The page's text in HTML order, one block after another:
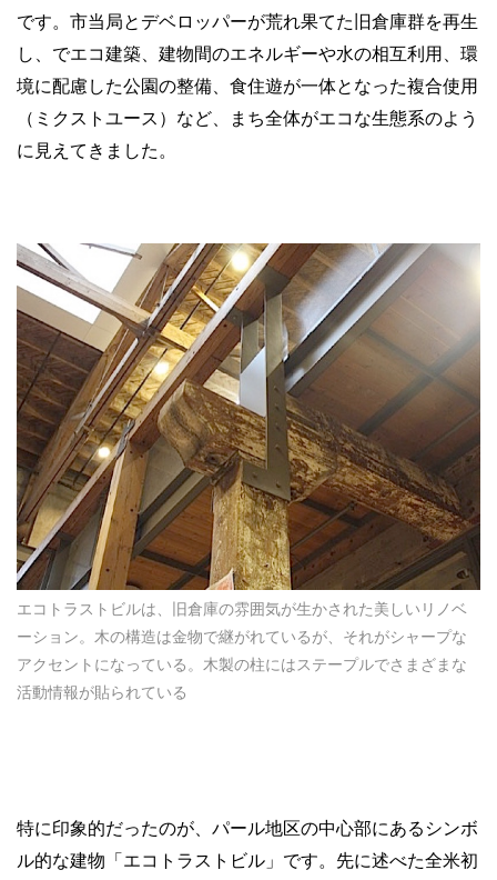
です。市当局とデベロッパーが荒れ果てた旧倉庫群を再生
し、でエコ建築、建物間のエネルギーや水の相互利用、環
境に配慮した公園の整備、食住遊が一体となった複合使用
（ミクストユース）など、まち全体がエコな生態系のよう
に見えてきました。
エコトラストビルは、旧倉庫の雰囲気が生かされた美しいリノベ
ーション。木の構造は金物で継がれているが、それがシャープな
アクセントになっている。木製の柱にはステープルでさまざまな
活動情報が貼られている
特に印象的だったのが、パール地区の中心部にあるシンボ
ル的な建物「エコトラストビル」です。先に述べた全米初